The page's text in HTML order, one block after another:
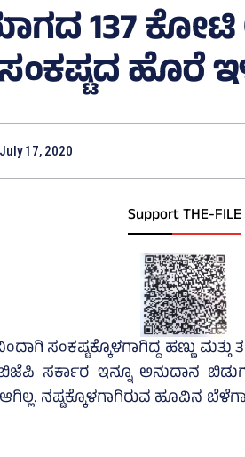
137 ಕೋಟಿ
ಹೊರೆ
July 17, 2020
Support THE-FILE
ಸಂಕಷ್ಟಕ್ಕೊಳಗಾಗಿದ್ದ ಹಣ್ಣು
ಬಿಜೆಪಿ ಸರ್ಕಾರ ಇನ್ನೂ ಅನುದಾನ
ನಷ್ಟಕ್ಕೊಳಗಾಗಿರುವ ಹೂವಿನ